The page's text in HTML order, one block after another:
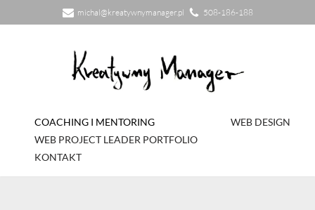
michal@kreatywnymanager.pl 508-186-188
COACHING I MENTORING
WEB DESIGN
WEB PROJECT LEADER PORTFOLIO
KONTAKT